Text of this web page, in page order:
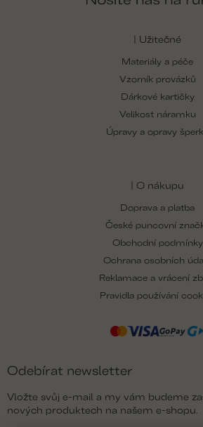
| Užitečné
Materiály a péče
Vzorník provázků
Dárkové kartičky
Velikost náramku
Úpravy a opravy
| O nákupu
Doprava a platba
České puncovní
Obchodní podmínky
Ochrana osobních
Reklamace a vrácení
Pravidla používání
Odebírat newsletter
Vložte svůj e-mail a my vám budeme
nových produktech na našem e-shopu.